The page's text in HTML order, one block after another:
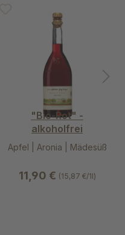
"Bio-Rot" -
alkoholfrei
Apfel | Aronia | Mädesüß
11,90 € (15,87 €/1l)